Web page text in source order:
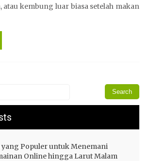
atau kembung luar biasa setelah makan
yang Populer untuk Menemani
Online hingga Larut Malam